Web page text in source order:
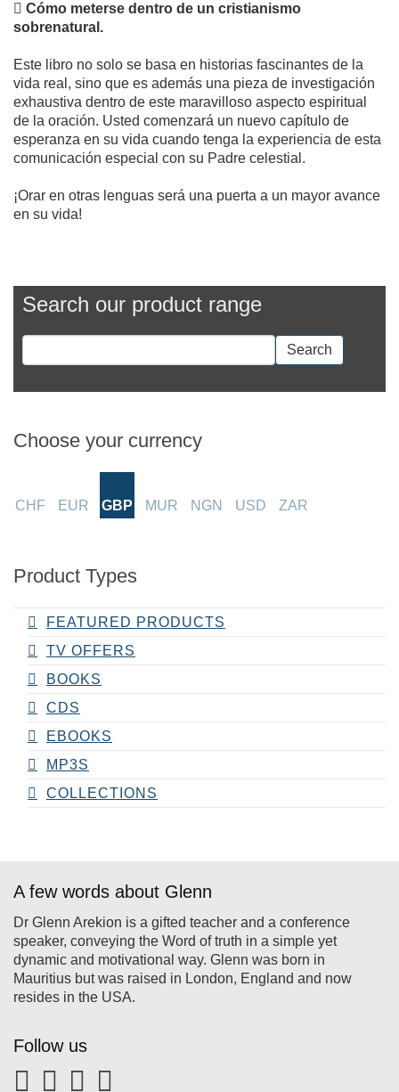
 Cómo meterse dentro de un cristianismo
sobrenatural.
Este libro no solo se basa en historias fascinantes de la
vida real, sino que es además una pieza de investigación
exhaustiva dentro de este maravilloso aspecto espiritual
de la oración. Usted comenzará un nuevo capítulo de
esperanza en su vida cuando tenga la experiencia de esta
comunicación especial con su Padre celestial.
¡Orar en otras lenguas será una puerta a un mayor avance
en su vida!
Search our product range
Search
Choose your currency
CHF EUR GBP MUR NGN USD ZAR
Product Types
FEATURED PRODUCTS
TV OFFERS
BOOKS
CDS
EBOOKS
MP3S
COLLECTIONS
A few words about Glenn
Dr Glenn Arekion is a gifted teacher and a conference
speaker, conveying the Word of truth in a simple yet
dynamic and motivational way. Glenn was born in
Mauritius but was raised in London, England and now
resides in the USA.
Follow us